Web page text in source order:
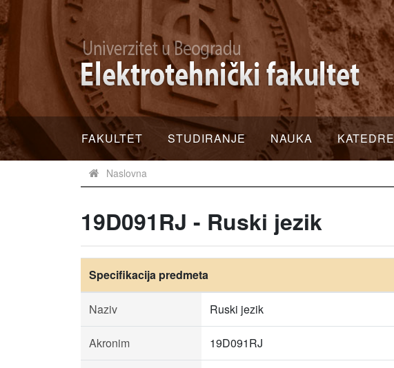
FAKULTET STUDIRANJE NAUKA KATEDRE
Naslovna
19D091RJ - Ruski jezik
Specifikacija predmeta
Naziv Ruski jezik
Akronim 19D091RJ